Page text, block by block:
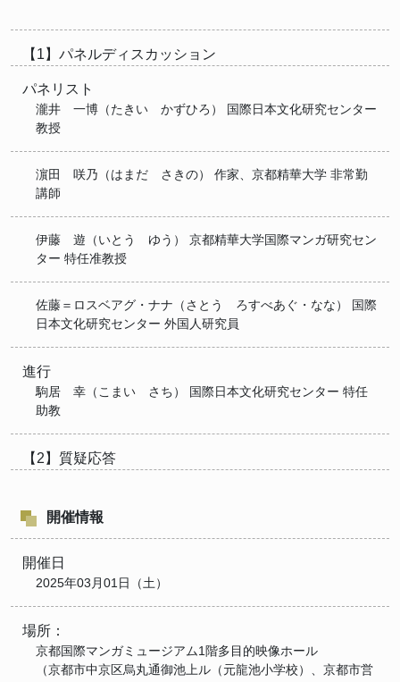
【1】パネルディスカッション
パネリスト
瀧井 一博（たきい かずひろ） 国際日本文化研究センター
教授
濵田 咲乃（はまだ さきの） 作家、京都精華大学 非常勤
講師
伊藤 遊（いとう ゆう） 京都精華大学国際マンガ研究セン
ター 特任准教授
佐藤＝ロスベアグ・ナナ（さとう ろすべあぐ・なな） 国際
日本文化研究センター 外国人研究員
進行
駒居 幸（こまい さち） 国際日本文化研究センター 特任
助教
【2】質疑応答
開催情報
開催日
2025年03月01日（土）
場所：
京都国際マンガミュージアム1階多目的映像ホール
（京都市中京区烏丸通御池上ル（元龍池小学校）、京都市営